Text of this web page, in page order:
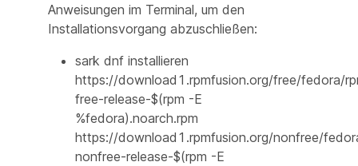
Anweisungen im Terminal, um den
Installationsvorgang abzuschließen:
sark dnf installieren
https://download1.rpmfusion.org/free/fedora/
free-release-$(rpm -E
%fedora).noarch.rpm
https://download1.rpmfusion.org/nonfree/
nonfree-release-$(rpm -E